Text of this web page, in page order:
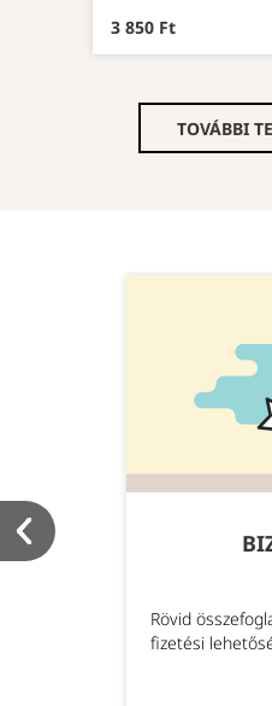
3 850 Ft
TOVÁBBI
Rövid
fizetési